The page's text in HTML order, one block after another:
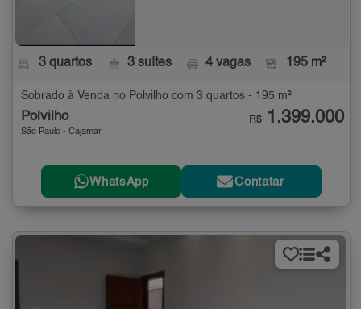
3 quartos 3 suítes 4 vagas 195 m²
Sobrado à Venda no Polvilho com 3 quartos - 195 m²
Polvilho
São Paulo - Cajamar
R$ 1.399.000
WhatsApp Contatar